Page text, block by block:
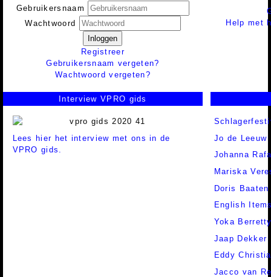
Gebruikersnaam
Wachtwoord
Inloggen
Registreer
Gebruikersnaam vergeten?
Wachtwoord vergeten?
Help met
Interview VPRO gids
Lees hier het interview met ons in de
VPRO gids.
Jo de Leeuw
Johanna
Mariska
Doris Baaten
English
Yoka
Jaap Dekker
Eddy
Jacco van